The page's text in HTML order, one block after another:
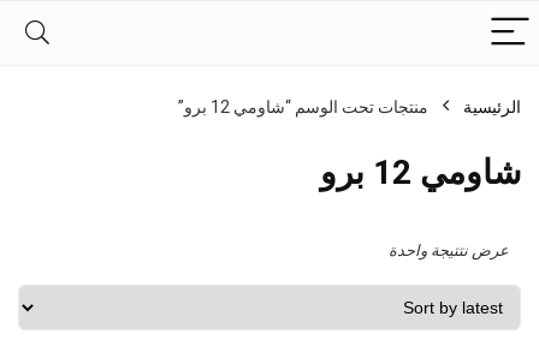
الرئيسية منتجات تحت الوسم “شاومي 12 برو”
شاومي 12 برو
عرض نتتيجة واحدة